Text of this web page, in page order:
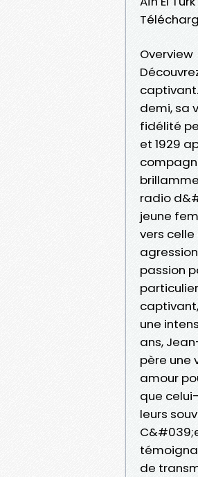
Overview
demi, sa
fidélité
et 1929
radio
jeune
vers
passion
une
ans,
père une
amour
que
leurs
de